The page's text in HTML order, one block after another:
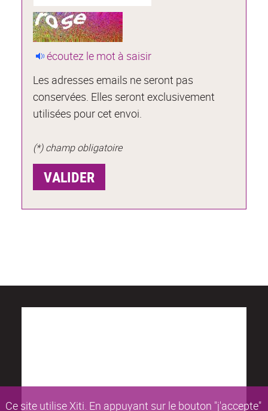
Ce site utilise Xiti. En appuyant sur le bouton "j'accepte"
écoutez le mot à saisir
Les adresses emails ne seront pas
conservées. Elles seront exclusivement
utilisées pour cet envoi.
(*) champ obligatoire